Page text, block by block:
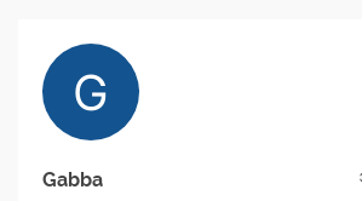
Gabba